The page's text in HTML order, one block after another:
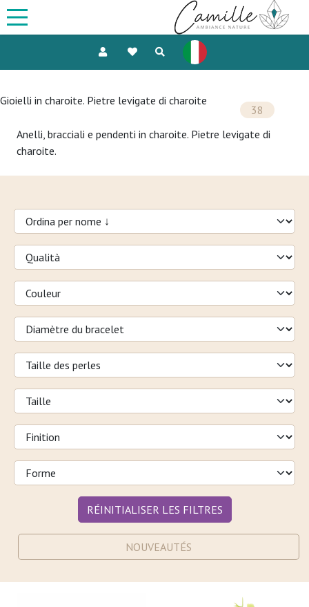
Gioielli in charoite. Pietre levigate di charoite
38
Anelli, bracciali e pendenti in charoite. Pietre levigate di
charoite.
RÉINITIALISER LES FILTRES
NOUVEAUTÉS